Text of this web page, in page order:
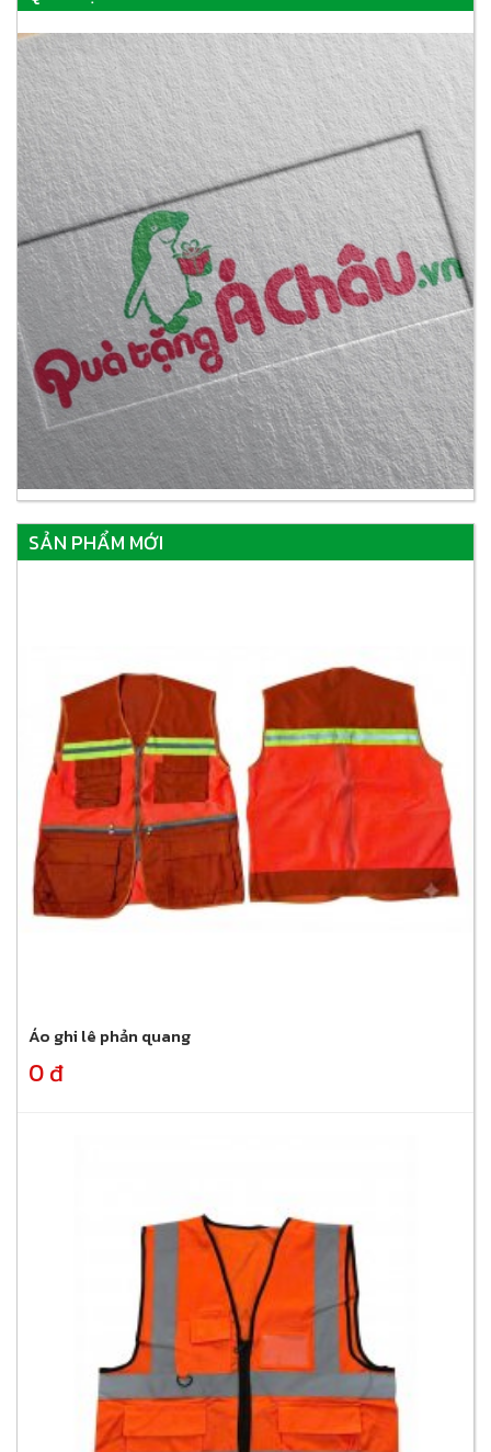
SẢN PHẨM MỚI
Áo ghi lê phản quang
0 đ